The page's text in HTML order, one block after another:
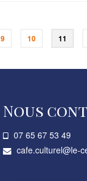
9 10 11
Nous
07 65 67 53 49­
cafe.culturel@le-